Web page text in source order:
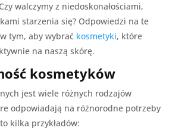
walczymy z niedoskonałościami,
starzenia się? Odpowiedzi na te
tym, aby wybrać kosmetyki, które
na naszą skórę.
kosmetyków
jest wiele różnych rodzajów
odpowiadają na różnorodne potrzeby
kilka przykładów: